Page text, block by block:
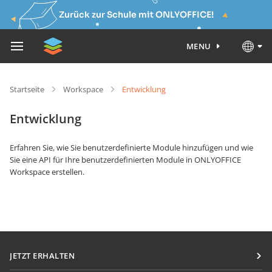
Zurück zur Schule mit ONLYOFFICE!
MENU
Startseite Workspace Entwicklung
Entwicklung
Erfahren Sie, wie Sie benutzerdefinierte Module hinzufügen und wie
Sie eine API für Ihre benutzerdefinierten Module in ONLYOFFICE
Workspace erstellen.
JETZT ERHALTEN